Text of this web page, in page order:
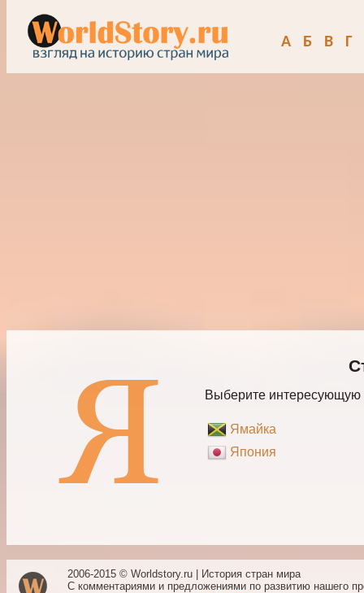
А Б В Г
Выберите интересующую
Ямайка
Япония
2006-2015 © Worldstory.ru | История стран мира
С комментариями и предложениями по развитию нашего